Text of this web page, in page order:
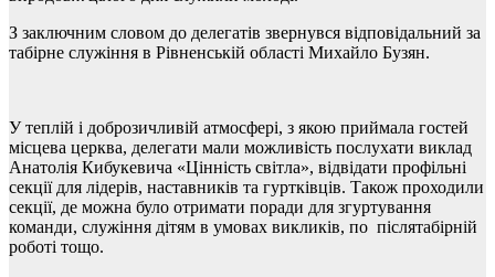
З заключним словом до делегатів звернувся відповідальний за
табірне служіння в Рівненській області Михайло Бузян.
У теплій і доброзичливій атмосфері, з якою приймала гостей
місцева церква, делегати мали можливість послухати виклад
Анатолія Кибукевича «Цінність світла», відвідати профільні
секції для лідерів, наставників та гуртківців. Також проходили
секції, де можна було отримати поради для згуртування
команди, служіння дітям в умовах викликів, по післятабірній
роботі тощо.